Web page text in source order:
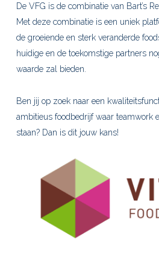
De VFG is de combinatie van Bart’s
Met deze combinatie is een uniek
de groeiende en sterk veranderde
huidige en de toekomstige partners
waarde zal bieden.
Ben jij op zoek naar een
ambitieus foodbedrijf waar teamwork
staan? Dan is dit jouw kans!